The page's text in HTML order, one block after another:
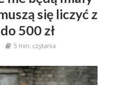
się liczyć z
500 zł
5 min. czytania